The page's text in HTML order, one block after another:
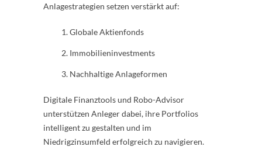
Anlagestrategien setzen verstärkt auf:
Globale Aktienfonds
Immobilieninvestments
Nachhaltige Anlageformen
Digitale Finanztools und Robo-Advisor
unterstützen Anleger dabei, ihre Portfolios
intelligent zu gestalten und im
Niedrigzinsumfeld erfolgreich zu navigieren.